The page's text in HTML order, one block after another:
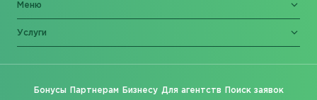
Меню
Услуги
Бонусы Партнерам Бизнесу Для агентств Поиск заявок